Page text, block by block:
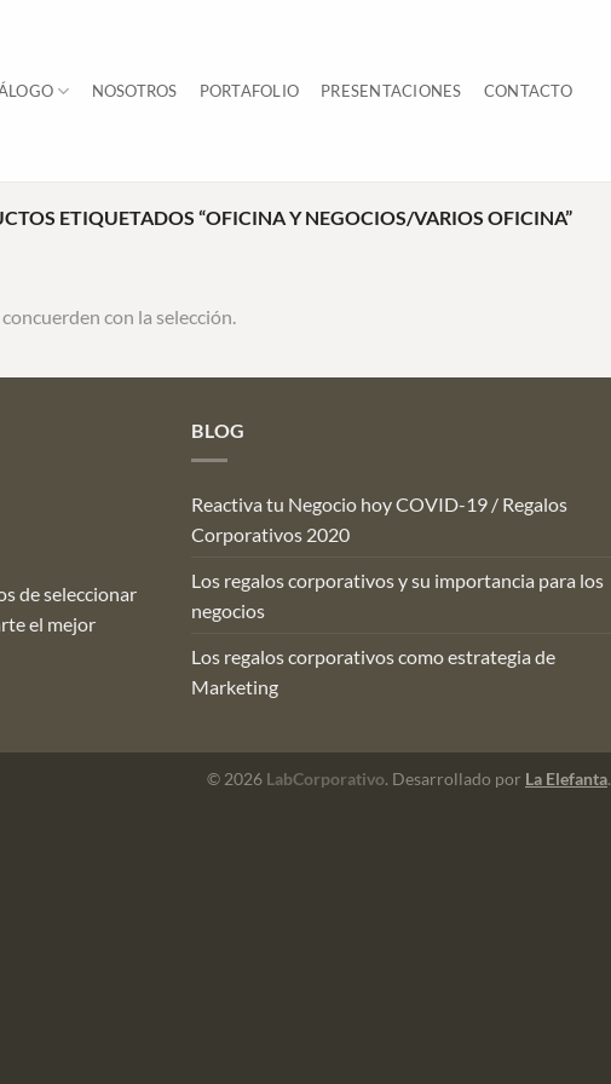
NOSOTROS PORTAFOLIO PRESENTACIONES CONTACTO
ETIQUETADOS “OFICINA Y NEGOCIOS/VARIOS OFICINA”
con la selección.
de seleccionar
el mejor
BLOG
Reactiva tu Negocio hoy COVID-19 / Regalos
Corporativos 2020
Los regalos corporativos y su importancia para los
negocios
Los regalos corporativos como estrategia de
Marketing
© 2026 LabCorporativo. Desarrollado por La Elefanta.